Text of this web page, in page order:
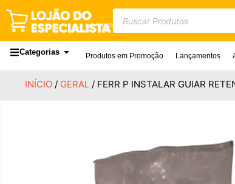
Categorias Produtos em Promoção Lançamentos
INÍCIO / GERAL / FERR P INSTALAR GUIAR